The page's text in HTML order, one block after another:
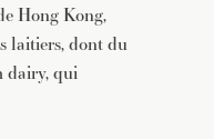
Hong Kong,
laitiers, dont du
dairy, qui